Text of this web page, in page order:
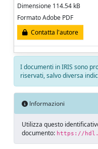
Dimensione 114.54 kB
Formato Adobe PDF
Contatta l'autore
I documenti in IRIS sono
riservati, salvo diversa
Informazioni
Utilizza questo
documento: https://